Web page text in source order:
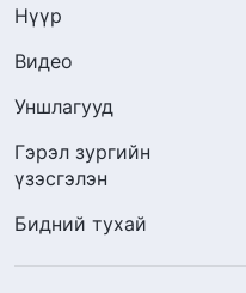
Нүүр
Видео
Уншлагууд
Гэрэл зургийн
үзэсгэлэн
Бидний тухай